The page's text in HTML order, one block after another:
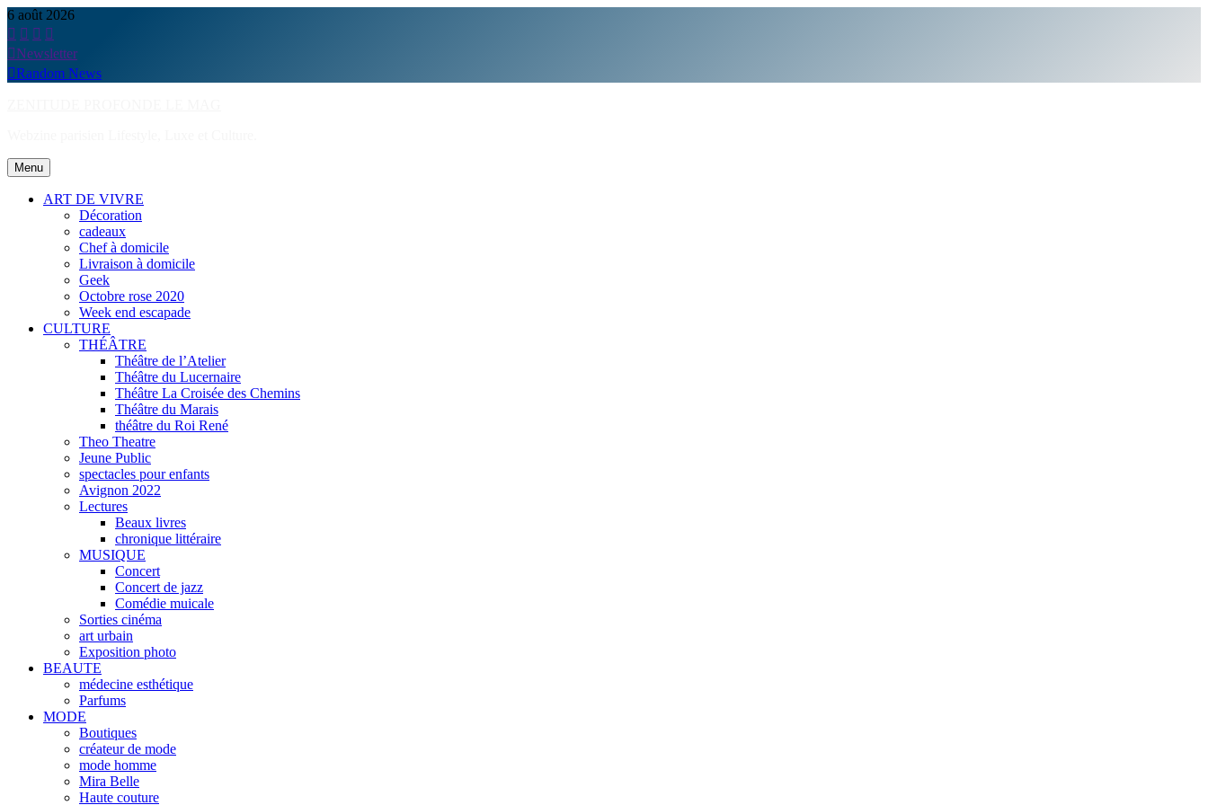
Skip
to
content
6 août 2026
Newsletter
Random News
Menu
ART DE VIVRE
Décoration
cadeaux
Chef à domicile
Livraison à domicile
Geek
Octobre rose 2020
Week end escapade
CULTURE
THÉÂTRE
Théâtre de l’Atelier
Théâtre du Lucernaire
Théâtre La Croisée des Chemins
Théâtre du Marais
théâtre du Roi René
Theo Theatre
Jeune Public
spectacles pour enfants
Avignon 2022
Lectures
Beaux livres
chronique littéraire
MUSIQUE
Concert
Concert de jazz
Comédie muicale
Sorties cinéma
art urbain
Exposition photo
BEAUTE
médecine esthétique
Parfums
MODE
Boutiques
créateur de mode
mode homme
Mira Belle
Haute couture